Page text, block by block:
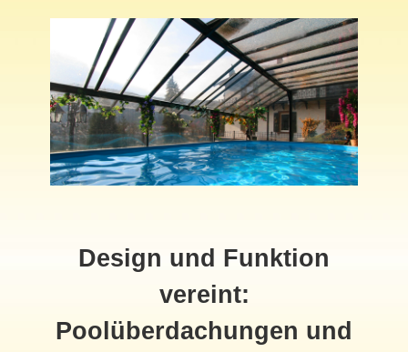
Design und Funktion
vereint:
Poolüberdachungen und